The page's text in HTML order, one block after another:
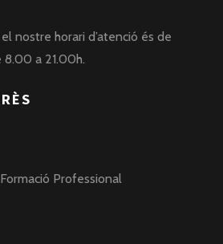
nostre horari d’atenció és de
8.00 a 21.00h.
Professional